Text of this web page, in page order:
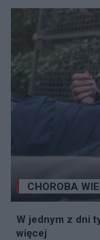
CHOROBA
W jednym z dni
więcej